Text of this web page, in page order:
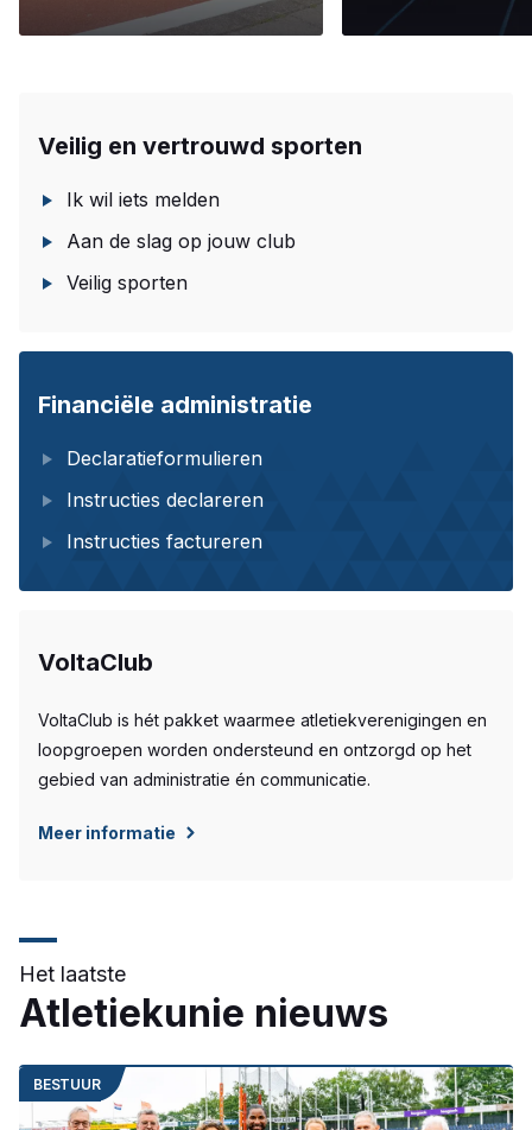
Veilig en vertrouwd sporten
Ik wil iets melden
Aan de slag op jouw club
Veilig sporten
Financiële administratie
Declaratieformulieren
Instructies declareren
Instructies factureren
VoltaClub
VoltaClub is hét pakket waarmee atletiekverenigingen en
loopgroepen worden ondersteund en ontzorgd op het
gebied van administratie én communicatie.
Meer informatie
Het laatste
Atletiekunie nieuws
BESTUUR